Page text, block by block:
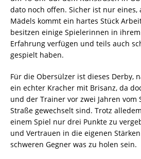
dato noch offen. Sicher ist nur eines,
Mädels kommt ein hartes Stück Arbeit
besitzen einige Spielerinnen in
Erfahrung verfügen und teils auch
gespielt haben.
Für die Obersülzer ist dieses Derby,
ein echter Kracher mit Brisanz, da
und der Trainer vor zwei Jahren vom
Straße gewechselt sind. Trotz
einem Spiel nur drei Punkte zu
und Vertrauen in die eigenen
schweren Gegner was zu holen sein.